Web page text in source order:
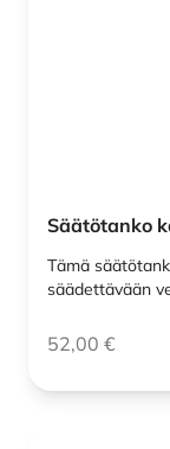
Säätötanko
Tämä
säädettävään
52,00 €